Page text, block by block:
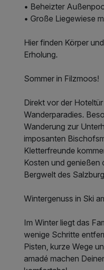
• Beheizter
• Große Liegewiese
Hier finden Körper
Erholung.
Sommer in Filzmoos!
Direkt vor der
Wanderparadies.
Wanderung zur
imposanten
Kletterfreunde
Kosten und genießen
Bergwelt des
Wintergenuss in Ski
Im Winter liegt das
wenige Schritte
Pisten, kurze Wege
amadé machen